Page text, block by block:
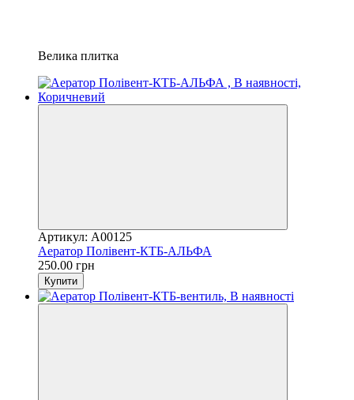
Велика плитка
Артикул: A00125
Аератор Полівент-КТБ-АЛЬФА
250.00 грн
Купити